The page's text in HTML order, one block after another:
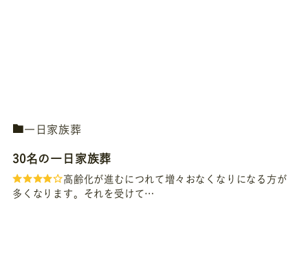
一日家族葬
30名の一日家族葬
高齢化が進むにつれて増々おなくなりになる方が
多くなります。それを受けて…